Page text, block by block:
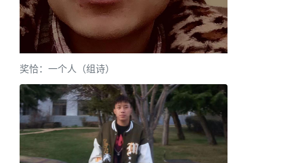
奖恰：一个人（组诗）